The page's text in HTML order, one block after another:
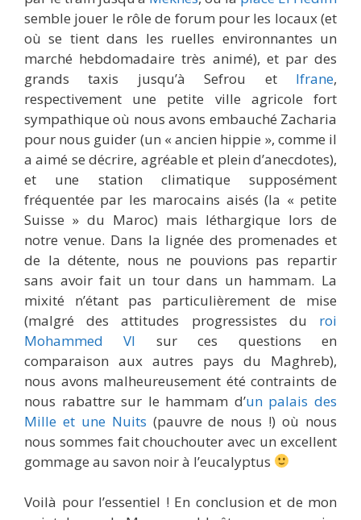
semble jouer le rôle de forum pour les locaux (et
où se tient dans les ruelles environnantes un
marché hebdomadaire très animé), et par des
grands taxis jusqu’à Sefrou et Ifrane,
respectivement une petite ville agricole fort
sympathique où nous avons embauché Zacharia
pour nous guider (un « ancien hippie », comme il
a aimé se décrire, agréable et plein d’anecdotes),
et une station climatique supposément
fréquentée par les marocains aisés (la « petite
Suisse » du Maroc) mais léthargique lors de
notre venue. Dans la lignée des promenades et
de la détente, nous ne pouvions pas repartir
sans avoir fait un tour dans un hammam. La
mixité n’étant pas particulièrement de mise
(malgré des attitudes progressistes du roi
Mohammed VI sur ces questions en
comparaison aux autres pays du Maghreb),
nous avons malheureusement été contraints de
nous rabattre sur le hammam d’un palais des
Mille et une Nuits (pauvre de nous !) où nous
nous sommes fait chouchouter avec un excellent
gommage au savon noir à l’eucalyptus
Voilà pour l’essentiel ! En conclusion et de mon